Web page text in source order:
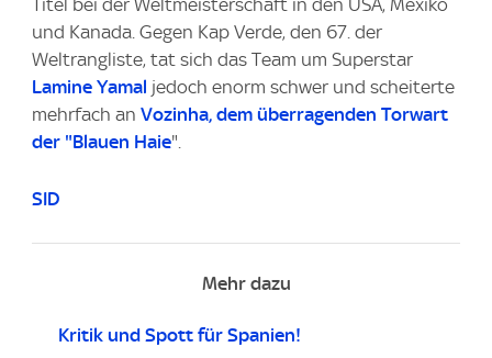
und Kanada. Gegen Kap Verde, den 67. der
Weltrangliste, tat sich das Team um Superstar
Lamine Yamal jedoch enorm schwer und scheiterte
mehrfach an Vozinha, dem überragenden Torwart
der "Blauen Haie".
SID
Mehr dazu
Kritik und Spott für Spanien!